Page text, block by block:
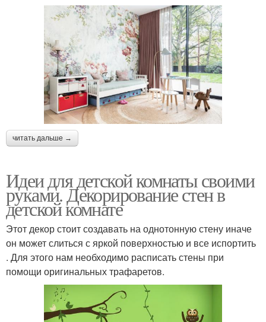
читать дальше →
Идеи для детской комнаты своими
руками. Декорирование стен в
детской комнате
Этот декор стоит создавать на однотонную стену иначе
он может слиться с яркой поверхностью и все испортить
. Для этого нам необходимо расписать стены при
помощи оригинальных трафаретов.